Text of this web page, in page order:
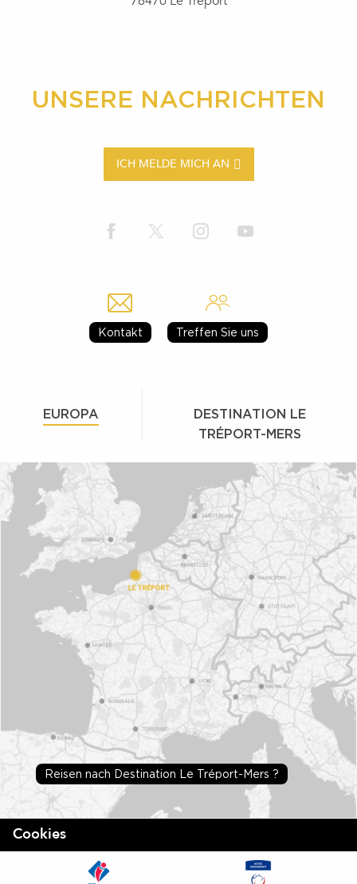
UNSERE NACHRICHTEN
ICH MELDE MICH AN
Kontakt Treffen Sie uns
EUROPA
DESTINATION LE
TRÉPORT-MERS
Reisen nach Destination Le Tréport-Mers ?
Cookies